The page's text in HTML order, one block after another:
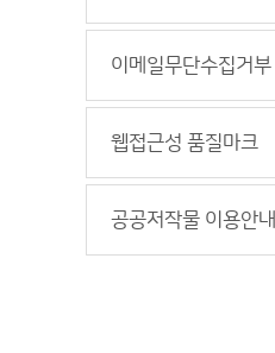
이메일무단수집거부
웹접근성 품질마크
공공저작물 이용안내